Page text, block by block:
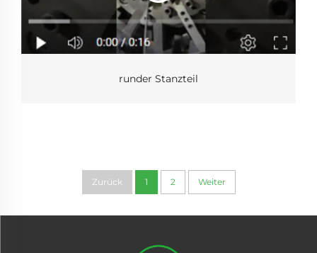
runder Stanzteil
Zurück 1 2 Weiter